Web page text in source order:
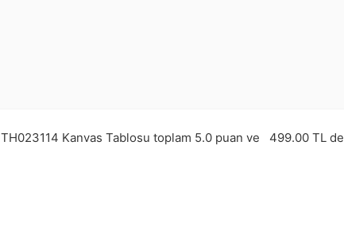
TH023114 Kanvas Tablosu toplam 5.0 puan ve 499.00 TL